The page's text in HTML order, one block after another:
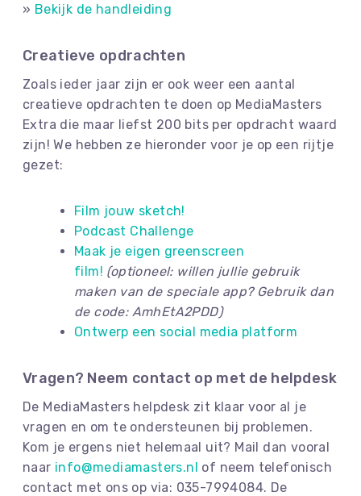
» Bekijk de handleiding
Creatieve opdrachten
Zoals ieder jaar zijn er ook weer een aantal
creatieve opdrachten te doen op MediaMasters
Extra die maar liefst 200 bits per opdracht waard
zijn! We hebben ze hieronder voor je op een rijtje
gezet:
Film jouw sketch!
Podcast Challenge
Maak je eigen greenscreen
film! (optioneel: willen jullie gebruik
maken van de speciale app? Gebruik dan
de code: AmhEtA2PDD)
Ontwerp een social media platform
Vragen? Neem contact op met de helpdesk
De MediaMasters helpdesk zit klaar voor al je
vragen en om te ondersteunen bij problemen.
Kom je ergens niet helemaal uit? Mail dan vooral
naar info@mediamasters.nl of neem telefonisch
contact met ons op via: 035-7994084. De